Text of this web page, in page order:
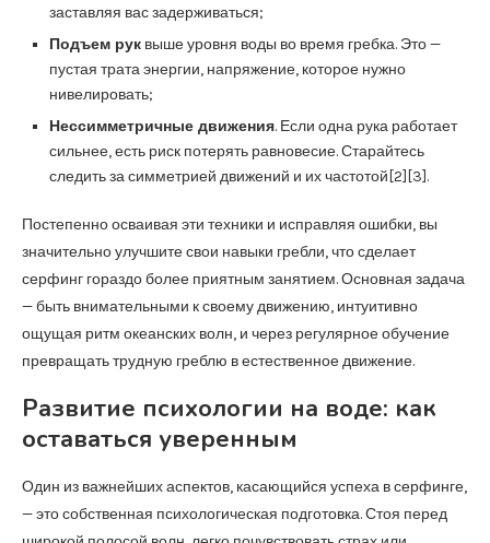
заставляя вас задерживаться;
Подъем рук выше уровня воды во время гребка. Это —
пустая трата энергии, напряжение, которое нужно
нивелировать;
Нессимметричные движения. Если одна рука работает
сильнее, есть риск потерять равновесие. Старайтесь
следить за симметрией движений и их частотой[2][3].
Постепенно осваивая эти техники и исправляя ошибки, вы
значительно улучшите свои навыки гребли, что сделает
серфинг гораздо более приятным занятием. Основная задача
— быть внимательными к своему движению, интуитивно
ощущая ритм океанских волн, и через регулярное обучение
превращать трудную греблю в естественное движение.
Развитие психологии на воде: как
оставаться уверенным
Один из важнейших аспектов, касающийся успеха в серфинге,
— это собственная психологическая подготовка. Стоя перед